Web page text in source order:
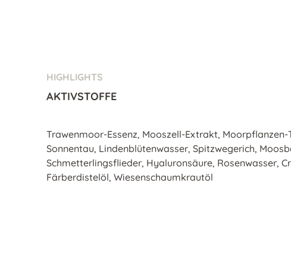
HIGHLIGHTS
AKTIVSTOFFE
Trawenmoor-Essenz, Mooszell-Extrakt, Moorpflanzen-
Sonnentau, Lindenblütenwasser, Spitzwegerich,
Schmetterlingsflieder, Hyaluronsäure, Rosenwasser,
Färberdistelöl, Wiesenschaumkrautöl